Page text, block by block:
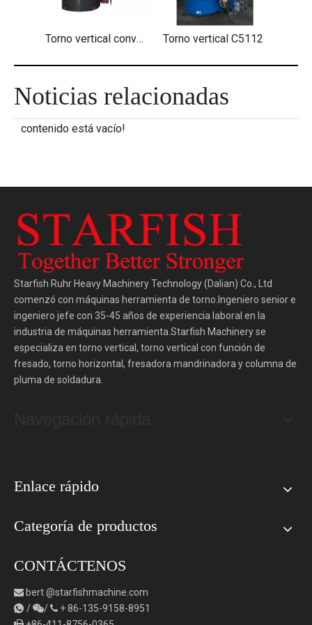
Torno vertical convencional de una sola columna Torno vertical C5112
Noticias relacionadas
contenido está vacío!
Starfish Ruhr Heavy Machinery Technology (Dalian) Co., Ltd
comenzó con máquinas herramienta de torno.Ingeniero senior e
ingeniero jefe con 35-45 años de experiencia laboral en la
industria de máquinas herramienta.Starfish Machinery se
especializa en torno vertical, torno vertical con función de
fresado, torno horizontal, fresadora mandrinadora y columna de
pluma de soldadura.
Enlace rápido
Categoría de productos
CONTÁCTENOS
 bert@starfishmachine.com
 / /  +86-135-9158-8951